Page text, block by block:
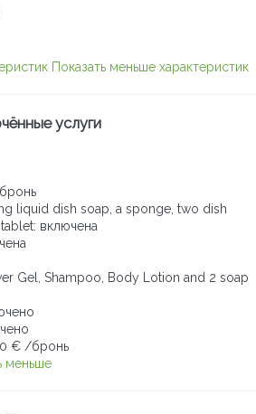
Показать меньше характеристик
услуги
liquid dish soap, a sponge, two dish
включена
Gel, Shampoo, Body Lotion and 2 soap
€ /бронь
меньше